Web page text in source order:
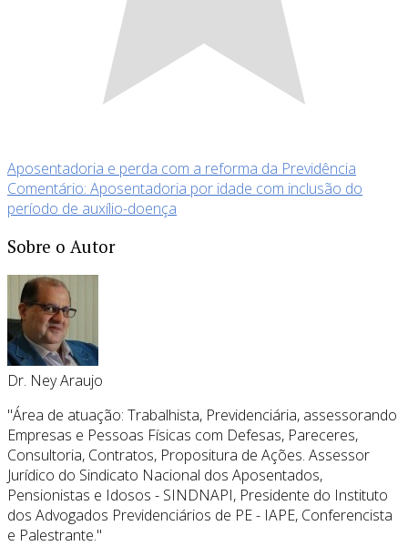
Aposentadoria e perda com a reforma da Previdência
Comentário: Aposentadoria por idade com inclusão do
período de auxílio-doença
Sobre o Autor
Dr. Ney Araujo
"Área de atuação: Trabalhista, Previdenciária, assessorando
Empresas e Pessoas Físicas com Defesas, Pareceres,
Consultoria, Contratos, Propositura de Ações. Assessor
Jurídico do Sindicato Nacional dos Aposentados,
Pensionistas e Idosos - SINDNAPI, Presidente do Instituto
dos Advogados Previdenciários de PE - IAPE, Conferencista
e Palestrante."